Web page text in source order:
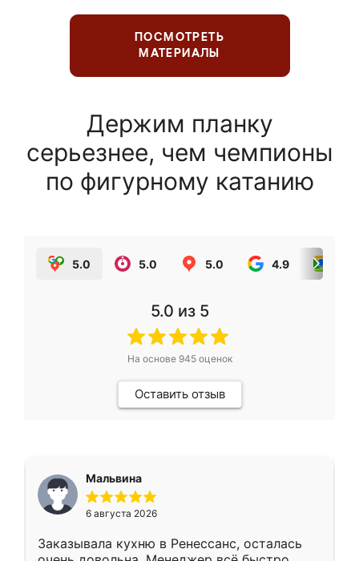
ПОСМОТРЕТЬ
МАТЕРИАЛЫ
Держим планку
серьезнее, чем чемпионы
по фигурному катанию
5.0 5.0 5.0 4.9
5.0 из 5
На основе 945оценок
Оставить отзыв
Мальвина
6 августа 2026
Заказывала кухню в Ренессанс, осталась